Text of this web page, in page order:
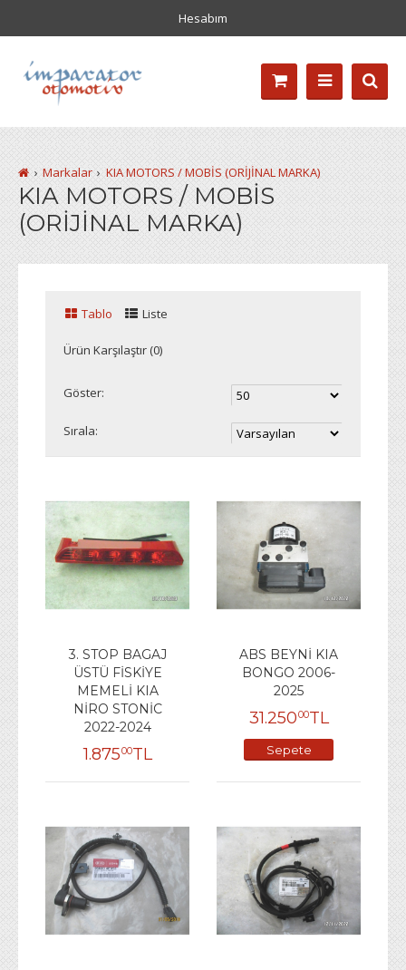
Hesabım
Markalar KIA MOTORS / MOBİS (ORİJİNAL MARKA)
KIA MOTORS / MOBİS
(ORİJİNAL MARKA)
Tablo Liste
Ürün Karşılaştır (0)
Göster:
Sırala:
3. STOP BAGAJ
ÜSTÜ FİSKİYE
MEMELİ KIA
NİRO STONİC
2022-2024
1.87500TL
ABS BEYNİ KIA
BONGO 2006-
2025
31.25000TL
Sepete